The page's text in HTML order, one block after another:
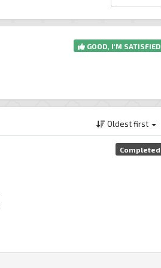
GOOD, I'M SATISFIED
Oldest first
Completed